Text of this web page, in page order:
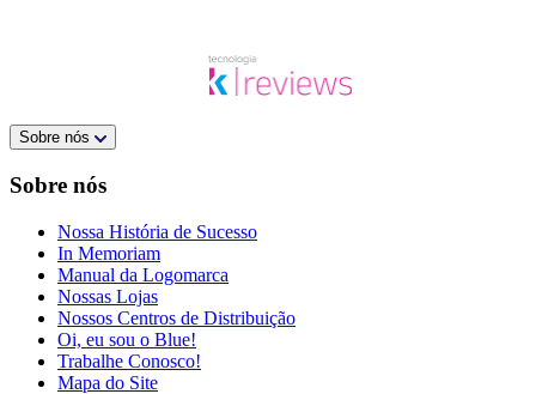
Sobre nós
Sobre nós
Nossa História de Sucesso
In Memoriam
Manual da Logomarca
Nossas Lojas
Nossos Centros de Distribuição
Oi, eu sou o Blue!
Trabalhe Conosco!
Mapa do Site